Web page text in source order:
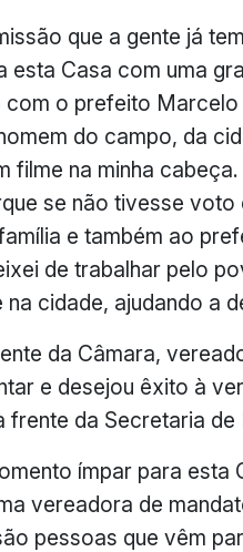
que a gente já
esta Casa com uma
com o prefeito
do campo, da
filme na minha
se não tivesse voto
e também ao
de trabalhar pelo
na cidade, ajudando a
da Câmara,
e desejou êxito à
frente da Secretaria de
ímpar para
vereadora de
pessoas que vêm